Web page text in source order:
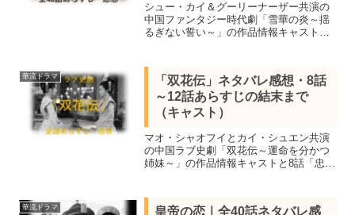
シュー・カイ＆グーリーナーザー共演の
中国ファンタジー時代劇「雪華の炎～揺
るぎない誓い～」の作品情報キャスト、
家・我吃西紅柿によるウェブ小説をリ
ー・タッチウ監督が実写化
華流ドラマ
「双花伝」ネタバレ感想・8話
～12話あらすじの結末まで
（キャスト）
マオ・シャオフイとカイ・シュエン共演
の中国ラブ史劇「双花伝～運命を分かつ
姉妹～」の作品情報キャストと8話「忠義
謀略」のネタバレあらすじを感想を交え
華流ドラマ
皇帝の恋｜全40話ネタバレ感